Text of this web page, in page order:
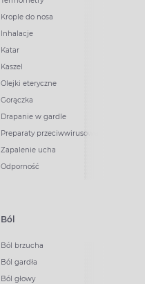
Krople do nosa
Inhalacje
Katar
Kaszel
Olejki eteryczne
Gorączka
Drapanie w gardle
Preparaty przeciwwirusowe
Zapalenie ucha
Odporność
Ból
Ból brzucha
Ból gardła
Ból głowy